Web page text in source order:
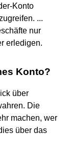
Konto
...
nur
erledigen.
Konto?
über
Die
machen, wer
über das